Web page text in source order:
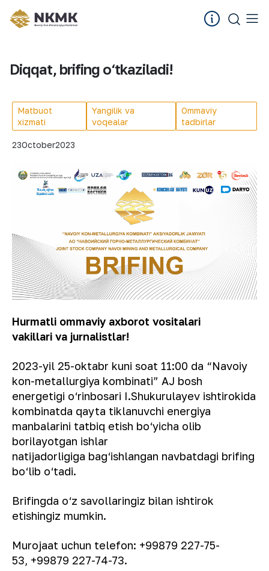
Diqqat, brifing o‘tkaziladi!
Matbuot
xizmati
Yangilik va
voqealar
Ommaviy
tadbirlar
23October2023
Hurmatli ommaviy axborot vositalari
vakillari va jurnalistlar!
2023-yil 25-oktabr kuni soat 11:00 da “Navoiy
kon-metallurgiya kombinati” AJ bosh
energetigi o‘rinbosari I.Shukurulayev ishtirokida
kombinatda qayta tiklanuvchi energiya
manbalarini tatbiq etish bo‘yicha olib
borilayotgan ishlar
natijadorligiga bag‘ishlangan navbatdagi brifing
bo‘lib o‘tadi.
Brifingda o‘z savollaringiz bilan ishtirok
etishingiz mumkin.
Murojaat uchun telefon: +99879 227-75-
53, +99879 227-74-73.